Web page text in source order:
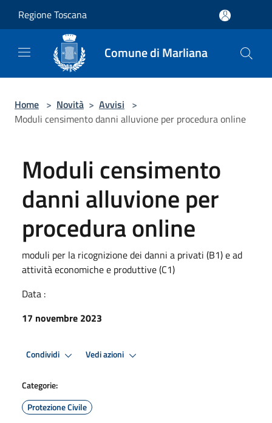
Regione Toscana
Comune di Marliana
Home > Novità > Avvisi >
Moduli censimento danni alluvione per procedura online
Moduli censimento
danni alluvione per
procedura online
moduli per la ricognizione dei danni a privati (B1) e ad
attività economiche e produttive (C1)
Data :
17 novembre 2023
Condividi Vedi azioni
Categorie:
Protezione Civile